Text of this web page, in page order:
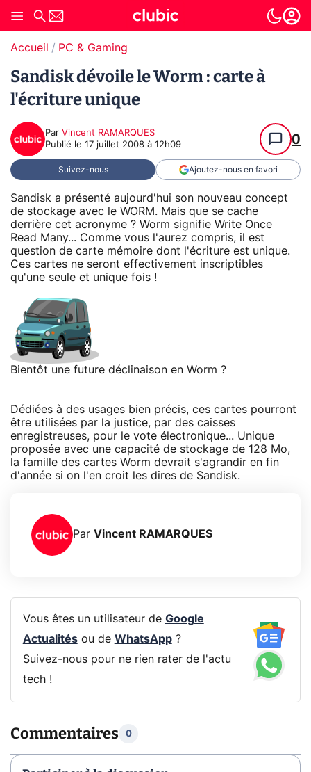
Accueil PC & Gaming
Sandisk dévoile le Worm : carte à
l'écriture unique
Par Vincent RAMARQUES
Publié le 17 juillet 2008 à 12h09 0
Suivez-nous Ajoutez-nous en favori
Sandisk a présenté aujourd'hui son nouveau concept
de stockage avec le WORM. Mais que se cache
derrière cet acronyme ? Worm signifie Write Once
Read Many... Comme vous l'aurez compris, il est
question de carte mémoire dont l'écriture est unique.
Ces cartes ne seront effectivement inscriptibles
qu'une seule et unique fois !
Bientôt une future déclinaison en Worm ?
Dédiées à des usages bien précis, ces cartes pourront
être utilisées par la justice, par des caisses
enregistreuses, pour le vote électronique... Unique
proposée avec une capacité de stockage de 128 Mo,
la famille des cartes Worm devrait s'agrandir en fin
d'année si on l'en croit les dires de Sandisk.
Par Vincent RAMARQUES
Vous êtes un utilisateur de Google
Actualitésou de WhatsApp?
Suivez-nous pour ne rien rater de l'actu
tech !
Commentaires 0